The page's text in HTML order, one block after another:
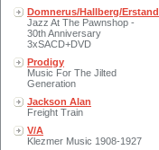
Domnerus/Hallberg/Erstand
Jazz At The Pawnshop -
30th Anniversary
3xSACD+DVD
Prodigy
Music For The Jilted
Generation
Jackson Alan
Freight Train
V/A
Klezmer Music 1908-1927